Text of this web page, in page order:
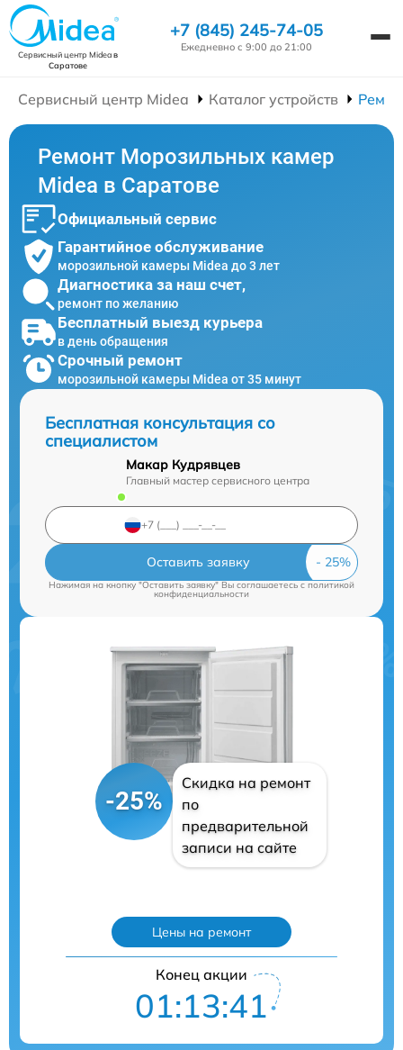
Сервисный центр Mideaв
Саратове
+7 (845) 245-74-05
Ежедневно с 9:00 до 21:00
Сервисный центр Midea Каталог устройств
Ремонт Морозильных камер
Midea в Саратове
Официальный сервис
Гарантийное обслуживание
морозильной камеры Midea до 3 лет
Диагностика за наш счет,
ремонт по желанию
Бесплатный выезд курьера
в день обращения
Срочный ремонт
морозильной камеры Midea от 35 минут
Бесплатная консультация со
специалистом
Макар Кудрявцев
Главный мастер сервисного центра
Оставить заявку
Нажимая на кнопку "Оставить заявку" Вы соглашаетесь cполитикой
конфиденциальности
-25%
Скидка на ремонт
по
предварительной
записи на сайте
Цены на ремонт
Конец акции
01:13:40